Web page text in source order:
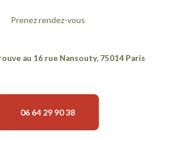
Prenez rendez-vous
au 16 rue Nansouty, 75014 Paris
06 64 29 90 38